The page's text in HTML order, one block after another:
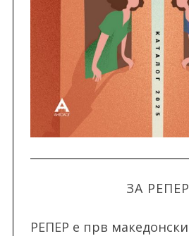
ЗА РЕПЕР
РЕПЕР e прв македонски